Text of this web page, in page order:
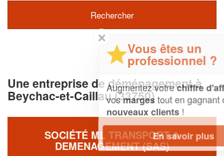
Une entreprise de déménagement à
Beychac-et-Caillau (33750)
SOCIÉTÉ ML TRANSPORT &
DEMENAGEMENT (SAS)
Vous êtes un
professionnel ?
Augmentez votrechiffre d'affaireset
vosmargestout en gagnant de
nouveaux clients!
En savoir plus